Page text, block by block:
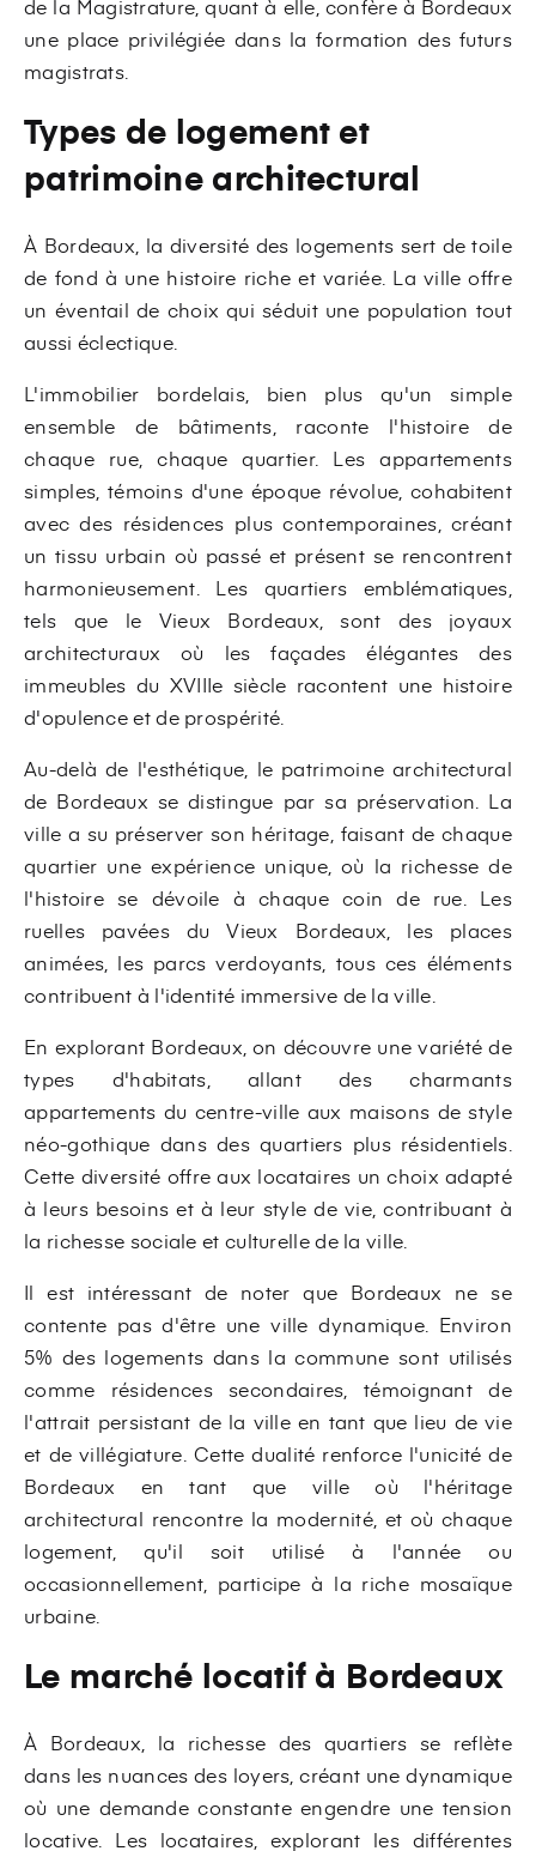
de la Magistrature, quant à elle, confère à Bordeaux
une place privilégiée dans la formation des futurs
magistrats.
Types de logement et
patrimoine architectural
À Bordeaux, la diversité des logements sert de toile
de fond à une histoire riche et variée. La ville offre
un éventail de choix qui séduit une population tout
aussi éclectique.
L'immobilier bordelais, bien plus qu'un simple
ensemble de bâtiments, raconte l'histoire de
chaque rue, chaque quartier. Les appartements
simples, témoins d'une époque révolue, cohabitent
avec des résidences plus contemporaines, créant
un tissu urbain où passé et présent se rencontrent
harmonieusement. Les quartiers emblématiques,
tels que le Vieux Bordeaux, sont des joyaux
architecturaux où les façades élégantes des
immeubles du XVIIIe siècle racontent une histoire
d'opulence et de prospérité.
Au-delà de l'esthétique, le patrimoine architectural
de Bordeaux se distingue par sa préservation. La
ville a su préserver son héritage, faisant de chaque
quartier une expérience unique, où la richesse de
l'histoire se dévoile à chaque coin de rue. Les
ruelles pavées du Vieux Bordeaux, les places
animées, les parcs verdoyants, tous ces éléments
contribuent à l'identité immersive de la ville.
En explorant Bordeaux, on découvre une variété de
types d'habitats, allant des charmants
appartements du centre-ville aux maisons de style
néo-gothique dans des quartiers plus résidentiels.
Cette diversité offre aux locataires un choix adapté
à leurs besoins et à leur style de vie, contribuant à
la richesse sociale et culturelle de la ville.
Il est intéressant de noter que Bordeaux ne se
contente pas d'être une ville dynamique. Environ
5% des logements dans la commune sont utilisés
comme résidences secondaires, témoignant de
l'attrait persistant de la ville en tant que lieu de vie
et de villégiature. Cette dualité renforce l'unicité de
Bordeaux en tant que ville où l'héritage
architectural rencontre la modernité, et où chaque
logement, qu'il soit utilisé à l'année ou
occasionnellement, participe à la riche mosaïque
urbaine.
Le marché locatif à Bordeaux
À Bordeaux, la richesse des quartiers se reflète
dans les nuances des loyers, créant une dynamique
où une demande constante engendre une tension
locative. Les locataires, explorant les différentes